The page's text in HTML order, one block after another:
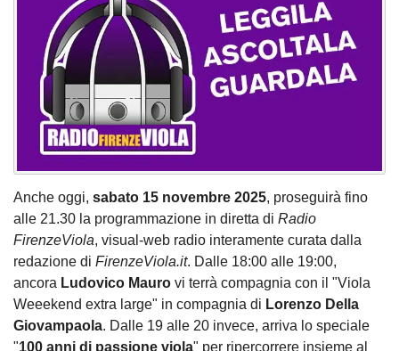
Anche oggi, sabato 15 novembre 2025, proseguirà fino
alle 21.30 la programmazione in diretta di Radio
FirenzeViola, visual-web radio interamente curata dalla
redazione di FirenzeViola.it. Dalle 18:00 alle 19:00,
ancora Ludovico Mauro vi terrà compagnia con il "Viola
Weeekend extra large" in compagnia di Lorenzo Della
Giovampaola. Dalle 19 alle 20 invece, arriva lo speciale
"100 anni di passione viola" per ripercorrere insieme al